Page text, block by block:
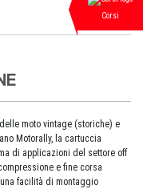
moto vintage (storiche) e
Motorally, la cartuccia
di applicazioni del settore off
e fine corsa
facilità di montaggio
Corsi